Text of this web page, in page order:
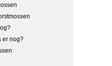
er nog?